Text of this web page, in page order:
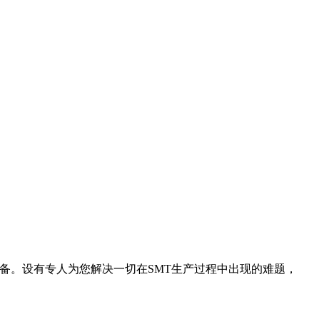
设有专人为您解决一切在SMT生产过程中出现的难题，